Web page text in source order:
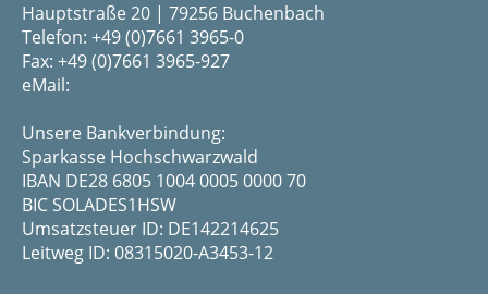
Hauptstraße 20 | 79256 Buchenbach
Telefon: +49 (0)7661 3965-0
Fax: +49 (0)7661 3965-927
eMail:
Unsere Bankverbindung:
Sparkasse Hochschwarzwald
IBAN DE28 6805 1004 0005 0000 70
BIC SOLADES1HSW
Umsatzsteuer ID: DE142214625
Leitweg ID: 08315020-A3453-12